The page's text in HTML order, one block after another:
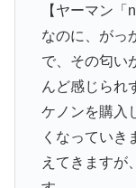
【ヤーマン
なのに、がっ
で、その匂い
んど感じられ
ケノンを購入
くなっていき
えてきますが